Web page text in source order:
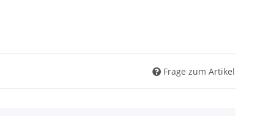
Frage zum Artikel